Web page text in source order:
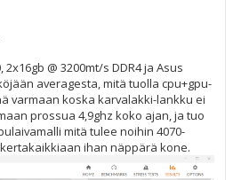
2x16gb @ 3200mt/s DDR4 ja Asus
averagesta, mitä tuolla cpu+gpu-
varmaan koska karvalakki-lankku ei
prossua 4,9ghz koko ajan, ja tuo
mitä tulee noihin 4070-
ihan näppärä kone.